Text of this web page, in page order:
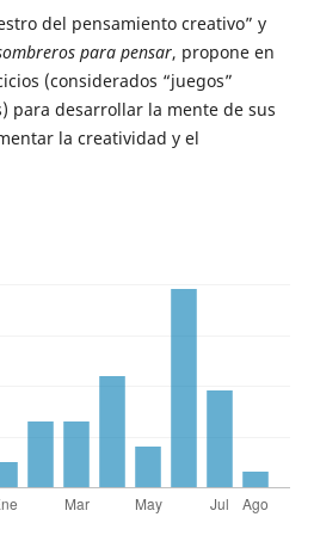
del pensamiento creativo” y
para pensar, propone en
(considerados “juegos”
para desarrollar la mente de sus
la creatividad y el